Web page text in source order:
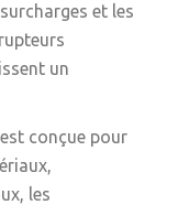
et les
un
conçue pour
les